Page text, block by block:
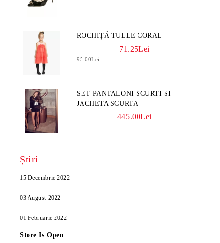
ROCHIȚĂ TULLE CORAL
71.25Lei
95.00Lei
SET PANTALONI SCURTI SI
JACHETA SCURTA
445.00Lei
Știri
15 Decembrie 2022
03 August 2022
01 Februarie 2022
Store Is Open